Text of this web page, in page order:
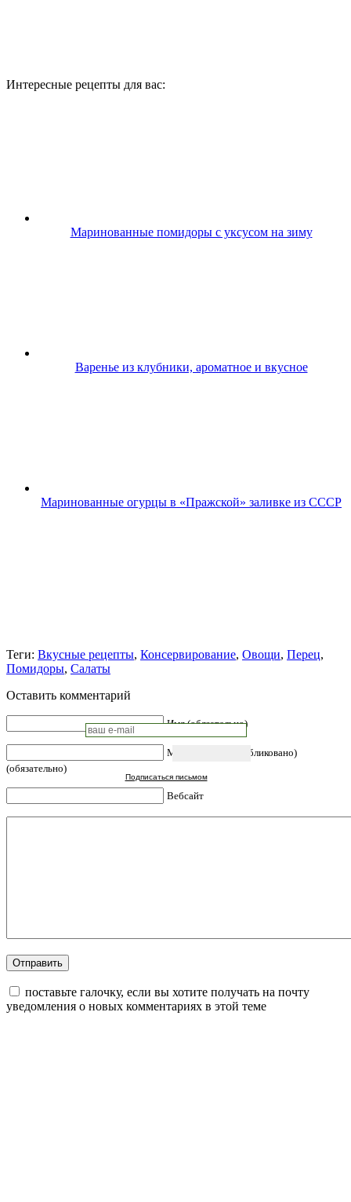
Интересные рецепты для вас:
Маринованные помидоры с уксусом на зиму
Варенье из клубники, ароматное и вкусное
Маринованные огурцы в «Пражской» заливке из СССР
Подписаться письмом
Теги: Вкусные рецепты, Консервирование, Овощи, Перец,
Помидоры, Салаты
Оставить комментарий
Имя (обязательно)
Mail (не будет опубликовано)
(обязательно)
Вебсайт
поставьте галочку, если вы хотите получать на почту
уведомления о новых комментариях в этой теме